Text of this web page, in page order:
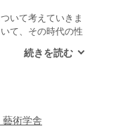
いて考えていきま
て、その時代の性
、書体が誕生する
いて追っていきま
について取り上げ
開』を読むこ
術学舎